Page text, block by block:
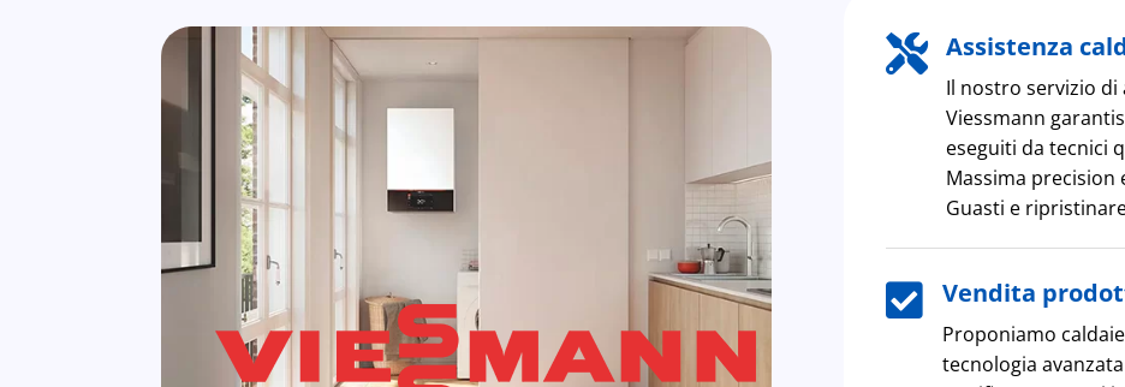
 Assistenza
Il nostro servizio di
Viessmann
eseguiti da tecnici
Massima
Guasti e
 Vendita
Proponiamo
tecnologia